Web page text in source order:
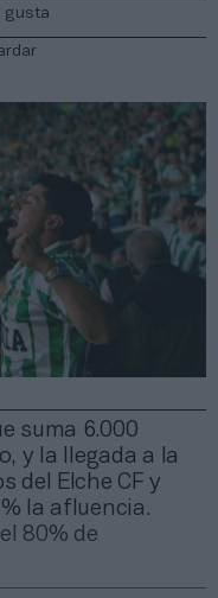
suma 6.000
y la llegada a la
del Elche CF y
la afluencia.
80% de
gusta